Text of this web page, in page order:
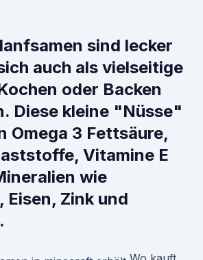
sind lecker
auch als vielseitige
oder Backen
Diese kleine "Nüsse"
Omega 3 Fettsäure,
Vitamine E
wie
Eisen, Zink und